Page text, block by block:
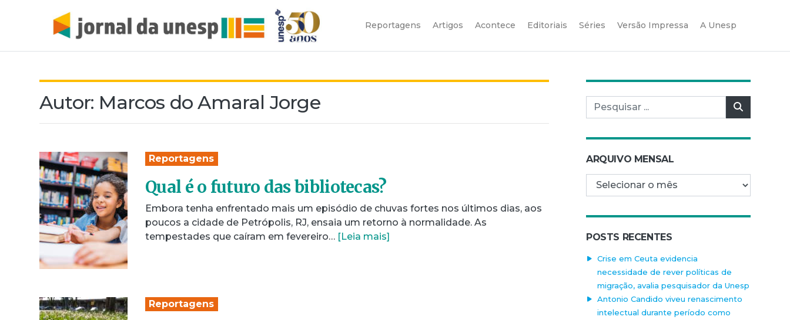
Reportagens Artigos Acontece Editoriais Séries Versão Impressa A Unesp
Autor: Marcos do Amaral Jorge
Reportagens
Qual é o futuro das bibliotecas?
Embora tenha enfrentado mais um episódio de chuvas fortes nos últimos dias, aos
poucos a cidade de Petrópolis, RJ, ensaia um retorno à normalidade. As
tempestades que caíram em fevereiro… [Leia mais]
Reportagens
Pesquisar por:
ARQUIVO MENSAL
Arquivo mensal
POSTS RECENTES
Crise em Ceuta evidencia
necessidade de rever políticas de
migração, avalia pesquisador da Unesp
Antonio Candido viveu renascimento
intelectual durante período como